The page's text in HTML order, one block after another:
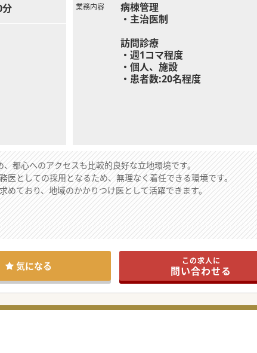
業務内容
病棟管理
・主治医制
訪問診療
・週1コマ程度
・個人、施設
・患者数:20名程度
都心へのアクセスも比較的良好な立地環境です。
としての採用となるため、無理なく着任できる環境です。
ており、地域のかかりつけ医として活躍できます。
康を支える重要な拠点として機能しています。
っても経済的な負担を大幅に軽減できます。
自然の中で生活を送ることができる魅力的なエリアです。
っかりとリフレッシュできる勤務体系です。
すく、プライベートな時間を大切にできます。
より免除の調整も可能という柔軟な対応です。
でおり、常勤医師の負担が軽減される見込みです。
気になる この求人に
問い合わせる